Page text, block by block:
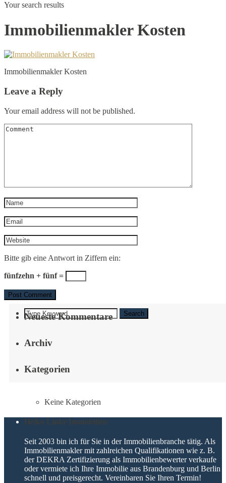
Your search results
Immobilienmakler Kosten
Immobilienmakler Kosten
Leave a Reply
Your email address will not be published.
Bitte gib eine Antwort in Ziffern ein:
fünfzehn + fünf =
Search
Neueste Kommentare
Archiv
Kategorien
Keine Kategorien
Heiko Linke Immobilien
Seit 2003 bin ich für Sie in der Immobilienbranche tätig. Als
Immobilienmakler mit zahlreichen Qualifikationen wie z. B.
der DEKRA Zertifizierung als Immobilienbewerter verkaufe
oder vermiete ich Ihre Immobilie aus Brandenburg und Berlin
schnell und preisgerecht. Vereinbaren Sie Ihren Termin!